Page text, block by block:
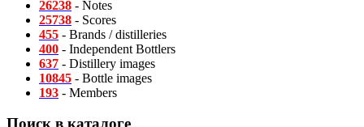
26238 - Notes
25738 - Scores
455 - Brands / distilleries
400 - Independent Bottlers
637 - Distillery images
10845 - Bottle images
193 - Members